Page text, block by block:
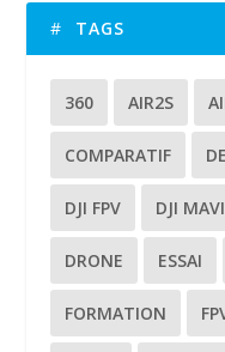
TAGS
360 AIR2S
COMPARATIF
DJI FPV DJI
DRONE ESSAI
FORMATION